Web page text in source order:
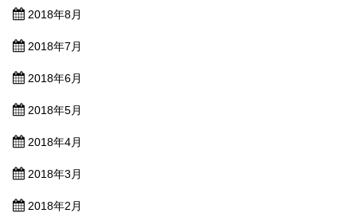
2018年8月
2018年7月
2018年6月
2018年5月
2018年4月
2018年3月
2018年2月